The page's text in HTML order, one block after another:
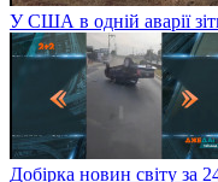
У США в одній аварії
Добірка новин світу за